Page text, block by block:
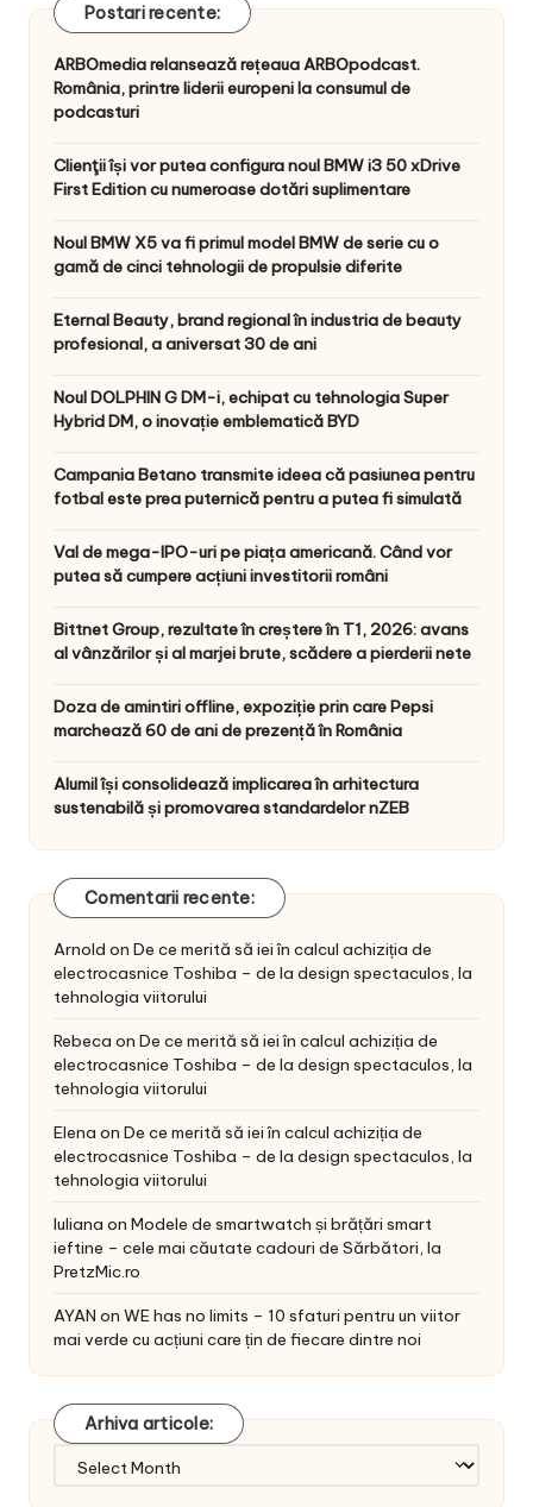
Postari recente:
ARBOmedia relansează rețeaua ARBOpodcast.
România, printre liderii europeni la consumul de
podcasturi
Clienţii își vor putea configura noul BMW i3 50 xDrive
First Edition cu numeroase dotări suplimentare
Noul BMW X5 va fi primul model BMW de serie cu o
gamă de cinci tehnologii de propulsie diferite
Eternal Beauty, brand regional în industria de beauty
profesional, a aniversat 30 de ani
Noul DOLPHIN G DM-i, echipat cu tehnologia Super
Hybrid DM, o inovație emblematică BYD
Campania Betano transmite ideea că pasiunea pentru
fotbal este prea puternică pentru a putea fi simulată
Val de mega-IPO-uri pe piața americană. Când vor
putea să cumpere acțiuni investitorii români
Bittnet Group, rezultate în creștere în T1, 2026: avans
al vânzărilor și al marjei brute, scădere a pierderii nete
Doza de amintiri offline, expoziție prin care Pepsi
marchează 60 de ani de prezență în România
Alumil își consolidează implicarea în arhitectura
sustenabilă și promovarea standardelor nZEB
Comentarii recente:
Arnold on De ce merită să iei în calcul achiziția de
electrocasnice Toshiba – de la design spectaculos, la
tehnologia viitorului
Rebeca on De ce merită să iei în calcul achiziția de
electrocasnice Toshiba – de la design spectaculos, la
tehnologia viitorului
Elena on De ce merită să iei în calcul achiziția de
electrocasnice Toshiba – de la design spectaculos, la
tehnologia viitorului
Iuliana on Modele de smartwatch și brățări smart
ieftine – cele mai căutate cadouri de Sărbători, la
PretzMic.ro
AYAN on WE has no limits – 10 sfaturi pentru un viitor
mai verde cu acțiuni care țin de fiecare dintre noi
Arhiva articole: